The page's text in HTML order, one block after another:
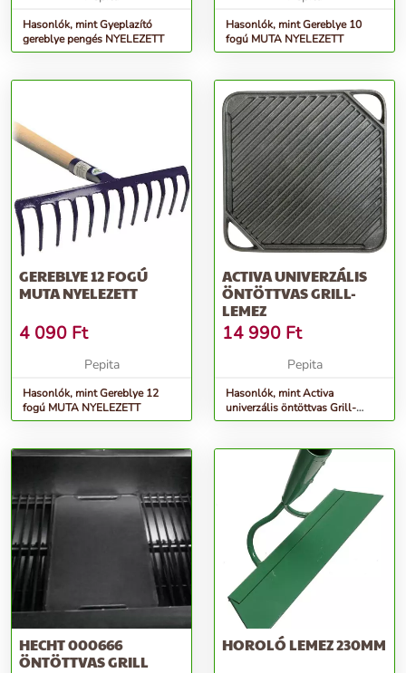
Hasonlók, mint Gyeplazító
gereblye pengés NYELEZETT
Hasonlók, mint Gereblye 10
fogú MUTA NYELEZETT
GEREBLYE 12 FOGÚ
MUTA NYELEZETT
4 090 Ft
Pepita
Hasonlók, mint Gereblye 12
fogú MUTA NYELEZETT
ACTIVA UNIVERZÁLIS
ÖNTÖTTVAS GRILL-
LEMEZ
14 990 Ft
Pepita
Hasonlók, mint Activa
univerzális öntöttvas Grill-
lemez
HECHT 000666
ÖNTÖTTVAS GRILL
HOROLÓ LEMEZ 230MM